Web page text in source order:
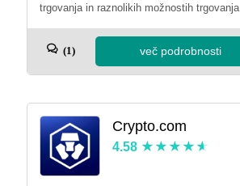
trgovanja in raznolikih možnostih trgovanja.
(1) več podrobnosti
Crypto.com
4.58